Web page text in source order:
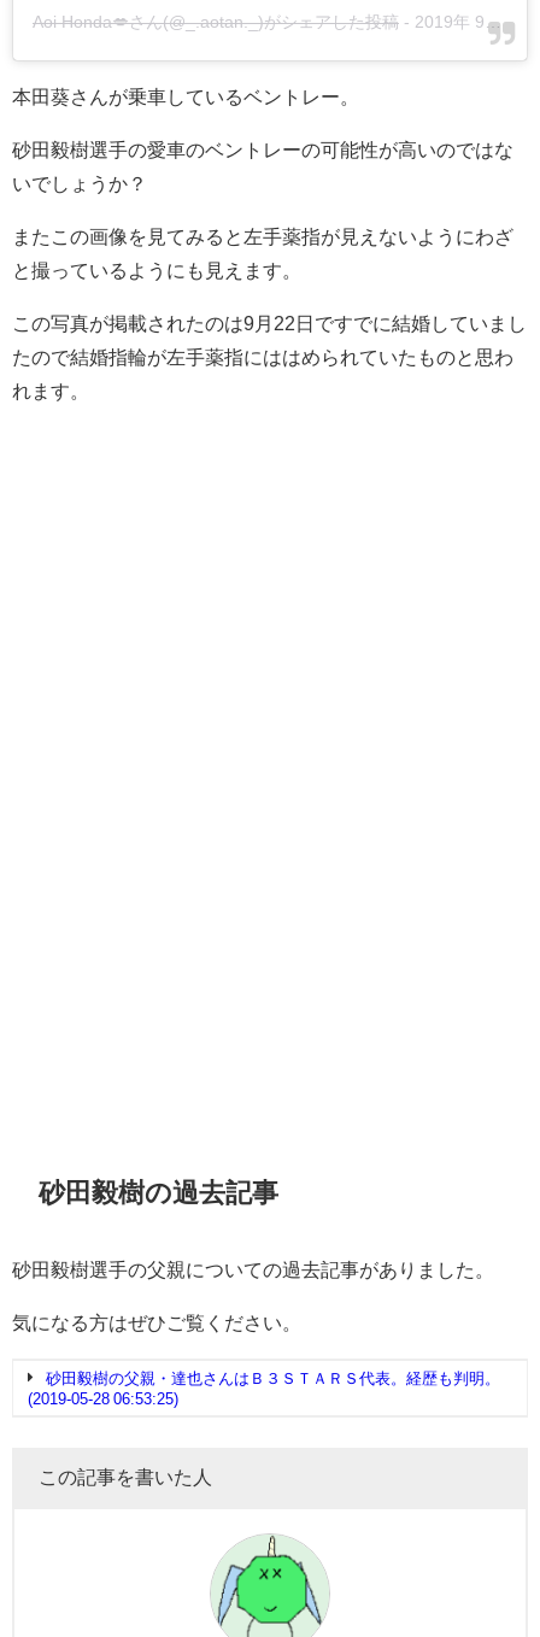
Aoi Honda💋さん(@_.aotan._)がシェアした投稿 - 2019年 9月月22日午前1時24分PDT
本田葵さんが乗車しているベントレー。
砂田毅樹選手の愛車のベントレーの可能性が高いのではな
いでしょうか？
またこの画像を見てみると左手薬指が見えないようにわざ
と撮っているようにも見えます。
この写真が掲載されたのは9月22日ですでに結婚していまし
たので結婚指輪が左手薬指にははめられていたものと思わ
れます。
砂田毅樹の過去記事
砂田毅樹選手の父親についての過去記事がありました。
気になる方はぜひご覧ください。
砂田毅樹の父親・達也さんはＢ３ＳＴＡＲＳ代表。経歴も判明。
(2019-05-28 06:53:25)
この記事を書いた人